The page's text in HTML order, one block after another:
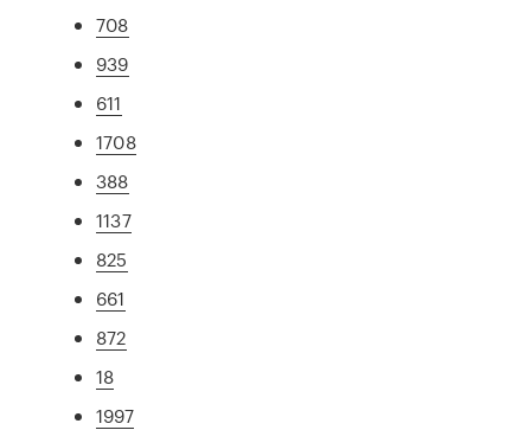
708
939
611
1708
388
1137
825
661
872
18
1997